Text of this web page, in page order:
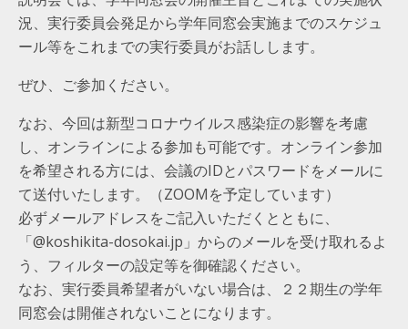
況、実行委員会発足から学年同窓会実施までのスケジュ
ール等をこれまでの実行委員がお話しします。
ぜひ、ご参加ください。
なお、今回は新型コロナウイルス感染症の影響を考慮
し、オンラインによる参加も可能です。オンライン参加
を希望される方には、会議のIDとパスワードをメールに
て送付いたします。（ZOOMを予定しています）
必ずメールアドレスをご記入いただくとともに、
「@koshikita-dosokai.jp」からのメールを受け取れるよ
う、フィルターの設定等を御確認ください。
なお、実行委員希望者がいない場合は、２２期生の学年
同窓会は開催されないことになります。